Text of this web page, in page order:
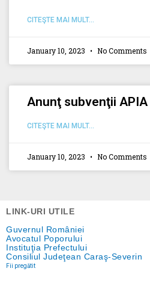
CITEŞTE MAI MULT...
January 10, 2023 No Comments
Anunţ subvenţii APIA
CITEŞTE MAI MULT...
January 10, 2023 No Comments
LINK-URI UTILE
Guvernul României
Avocatul Poporului
Instituţia Prefectului
Consiliul Judeţean Caraş-Severin
Fii pregătit